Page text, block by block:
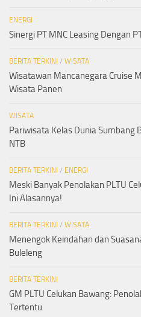
ENERGI
Sinergi PT MNC Leasing Dengan
BERITA TERKINI / WISATA
Wisatawan Mancanegara Cruise
Wisata Panen
WISATA
Pariwisata Kelas Dunia Sumbang
NTB
BERITA TERKINI / ENERGI
Meski Banyak Penolakan PLTU
Ini Alasannya!
BERITA TERKINI / WISATA
Menengok Keindahan dan
Buleleng
BERITA TERKINI
GM PLTU Celukan Bawang:
Tertentu